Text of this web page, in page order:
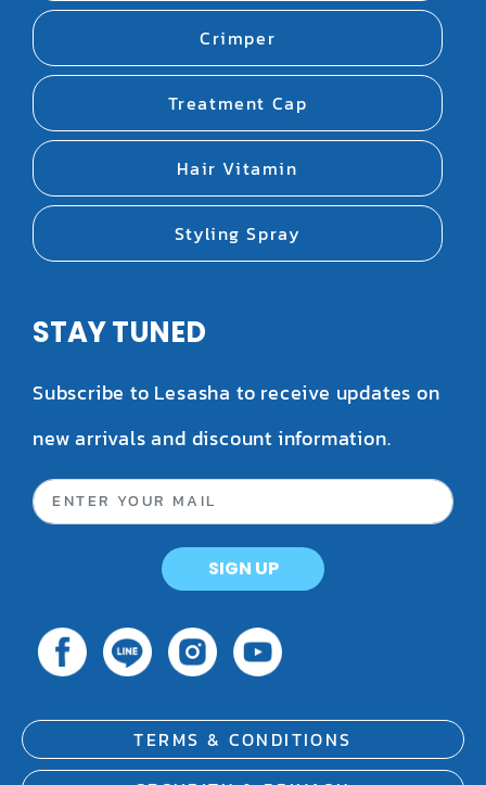
Crimper
Treatment Cap
Hair Vitamin
Styling Spray
STAY TUNED
Subscribe to Lesasha to receive updates on
new arrivals and discount information.
SIGN UP
TERMS & CONDITIONS